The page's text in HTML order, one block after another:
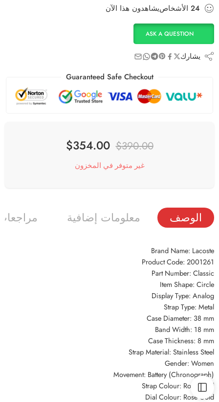
24 الأشخاصيشاهدون هذا الآن
ASK A QUESTION
يشارك
Guaranteed Safe Checkout
$390.00
$354.00
غير متوفر في المخزون
الوصف معلومات إضافية مراجعات
Brand Name: Lacoste
Product Code: 2001261
Part Number: Classic
Item Shape: Circle
Display Type: Analog
Strap Type: Metal
Case Diameter: 38 mm
Band Width: 18 mm
Case Thickness: 8 mm
Strap Material: Stainless Steel
Gender: Women
Movement: Battery (Chronograph)
Strap Colour: Rose Gold
Dial Colour: Rose Gold